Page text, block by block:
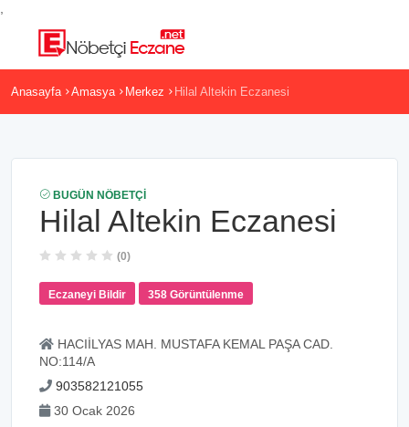
Anasayfa Amasya Merkez Hilal Altekin Eczanesi
BUGÜN NÖBETÇI
Hilal Altekin Eczanesi
(0)
Eczaneyi Bildir 358 Görüntülenme
HACIİLYAS MAH. MUSTAFA KEMAL PAŞA CAD.
NO:114/A
903582121055
30 Ocak 2026